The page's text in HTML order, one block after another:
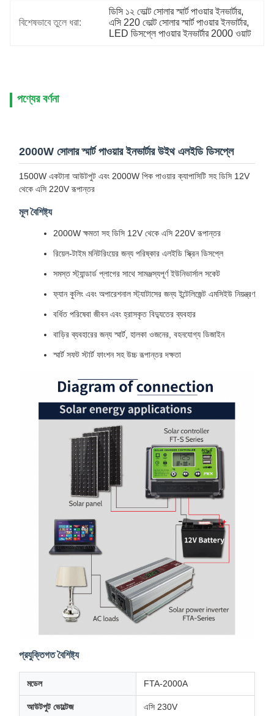
বিশেষভাবে তুলে ধরা:
ডিসি ১২ ভোল্ট সোলার স্মার্ট পাওয়ার ইনভার্টার,
এসি 220 ভোল্ট সোলার স্মার্ট পাওয়ার ইনভার্টার,
LED ডিসপ্লে পাওয়ার ইনভার্টার 2000 ওয়াট
পণ্যের বর্ণনা
2000W সোলার স্মার্ট পাওয়ার ইনভার্টার উইথ এলইডি ডিসপ্লে
1500W একটানা আউটপুট এবং 2000W পিক পাওয়ার ক্যাপাসিটি সহ ডিসি 12V
থেকে এসি 220V রূপান্তর
মূল বৈশিষ্ট্য
2000W ক্ষমতা সহ ডিসি 12V থেকে এসি 220V রূপান্তর
রিয়েল-টাইম মনিটরিংয়ের জন্য পরিষ্কার এলইডি স্ক্রিন ডিসপ্লে
সমস্ত স্ট্যান্ডার্ড প্লাগের সাথে সামঞ্জস্যপূর্ণ ইউনিভার্সাল সকেট
ফ্যান কুলিং এবং অপারেশনাল স্ট্যাটাসের জন্য ইন্টেলিজেন্ট এমসিইউ নিয়ন্ত্রণ
বর্ধিত পরিষেবা জীবন এবং হ্রাসকৃত বিদ্যুতের ব্যবহার
বাড়ির ব্যবহারের জন্য স্মার্ট, হালকা ওজনের, বহনযোগ্য ডিজাইন
স্মার্ট সফট স্টার্ট ফাংশন সহ উচ্চ রূপান্তর দক্ষতা
প্রযুক্তিগত বৈশিষ্ট্য
মডেল FTA-2000A
আউটপুট ভোল্টেজ এসি 230V